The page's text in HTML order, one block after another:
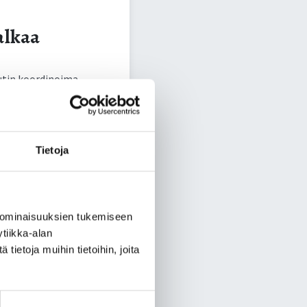
Tietoja
tukemiseen
alan
tietoja muihin tietoihin, joita
koordinoima,
osallisuutta ja
ulkoilusta.
alueille," sanoo
ja Pohjois-Karjalan
muun